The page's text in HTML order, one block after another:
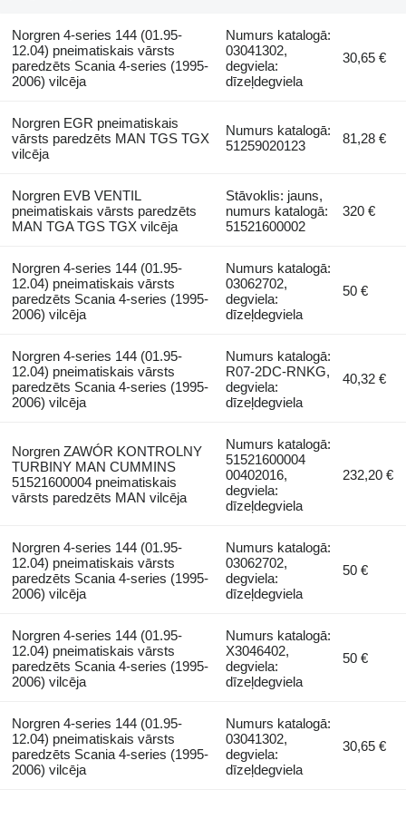
Norgren 4-series 144 (01.95-
12.04) pneimatiskais vārsts
paredzēts Scania 4-series (1995-
2006) vilcēja
Numurs katalogā:
03041302,
degviela:
dīzeļdegviela
30,65 €
Norgren EGR pneimatiskais
vārsts paredzēts MAN TGS TGX
vilcēja
Numurs katalogā:
51259020123
81,28 €
Norgren EVB VENTIL
pneimatiskais vārsts paredzēts
MAN TGA TGS TGX vilcēja
Stāvoklis: jauns,
numurs katalogā:
51521600002
320 €
Norgren 4-series 144 (01.95-
12.04) pneimatiskais vārsts
paredzēts Scania 4-series (1995-
2006) vilcēja
Numurs katalogā:
03062702,
degviela:
dīzeļdegviela
50 €
Norgren 4-series 144 (01.95-
12.04) pneimatiskais vārsts
paredzēts Scania 4-series (1995-
2006) vilcēja
Numurs katalogā:
R07-2DC-RNKG,
degviela:
dīzeļdegviela
40,32 €
Norgren ZAWÓR KONTROLNY
TURBINY MAN CUMMINS
51521600004 pneimatiskais
vārsts paredzēts MAN vilcēja
Numurs katalogā:
51521600004
00402016,
degviela:
dīzeļdegviela
232,20 €
Norgren 4-series 144 (01.95-
12.04) pneimatiskais vārsts
paredzēts Scania 4-series (1995-
2006) vilcēja
Numurs katalogā:
03062702,
degviela:
dīzeļdegviela
50 €
Norgren 4-series 144 (01.95-
12.04) pneimatiskais vārsts
paredzēts Scania 4-series (1995-
2006) vilcēja
Numurs katalogā:
X3046402,
degviela:
dīzeļdegviela
50 €
Norgren 4-series 144 (01.95-
12.04) pneimatiskais vārsts
paredzēts Scania 4-series (1995-
2006) vilcēja
Numurs katalogā:
03041302,
degviela:
dīzeļdegviela
30,65 €